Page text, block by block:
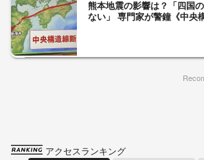
熊本地震の影響は？「四国
ない」 専門家が警鐘《中央
アクセスランキング